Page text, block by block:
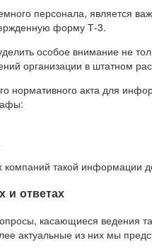
персонала, является
форму Т-3.
особое внимание не
организации в штатном
нормативного акта для
такой информации
и ответах
касающиеся ведения
актуальные из них мы